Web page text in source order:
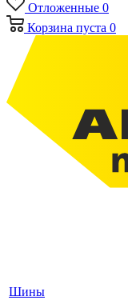
Отложенные 0
Корзина пуста 0
Шины